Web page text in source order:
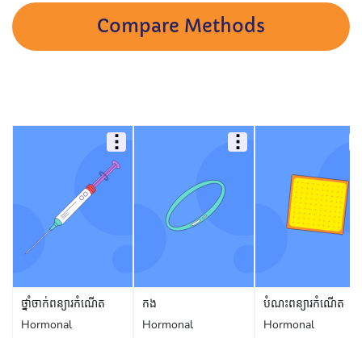
Compare Methods
ថ្នាំចាក់ពន្យារកំណើត
Hormonal
កង
Hormonal
បំណះពន្យារកំណើត
Hormonal